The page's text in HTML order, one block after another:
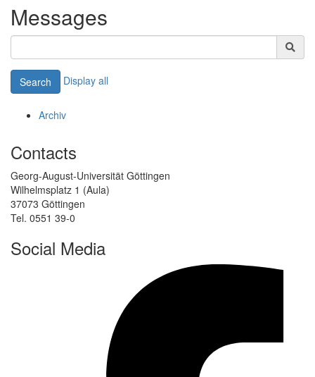
Messages
Search Display all
Archiv
Contacts
Georg-August-Universität Göttingen
Wilhelmsplatz 1 (Aula)
37073 Göttingen
Tel. 0551 39-0
Social Media